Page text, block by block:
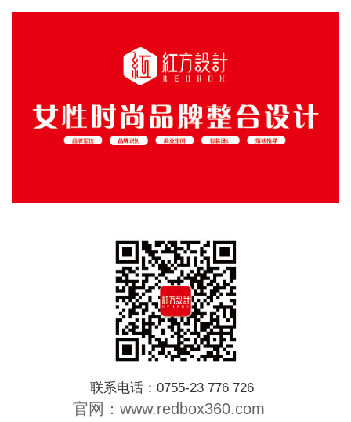
联系电话：0755-23 776 726
官网：www.redbox360.com